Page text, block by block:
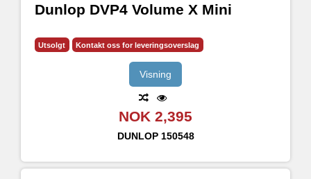
Dunlop DVP4 Volume X Mini
Utsolgt Kontakt oss for leveringsoverslag
Visning
NOK 2,395
DUNLOP 150548